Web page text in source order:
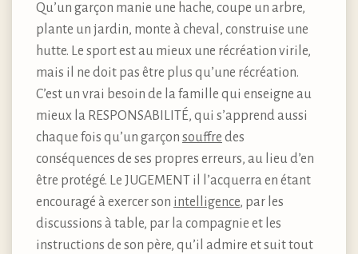
Qu’un garçon manie une hache, coupe un arbre,
plante un jardin, monte à cheval, construise une
hutte. Le sport est au mieux une récréation virile,
mais il ne doit pas être plus qu’une récréation.
C’est un vrai besoin de la famille qui enseigne au
mieux la RESPONSABILITÉ, qui s’apprend aussi
chaque fois qu’un garçon souffre des
conséquences de ses propres erreurs, au lieu d’en
être protégé. Le JUGEMENT il l’acquerra en étant
encouragé à exercer son intelligence, par les
discussions à table, par la compagnie et les
instructions de son père, qu’il admire et suit tout